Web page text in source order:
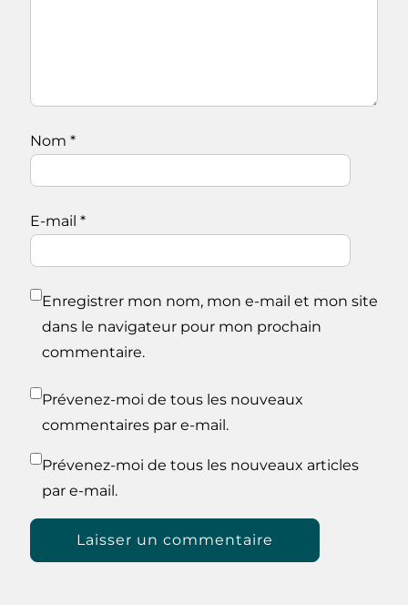
Nom *
E-mail *
Enregistrer mon nom, mon e-mail et mon site
dans le navigateur pour mon prochain
commentaire.
Prévenez-moi de tous les nouveaux
commentaires par e-mail.
Prévenez-moi de tous les nouveaux articles
par e-mail.